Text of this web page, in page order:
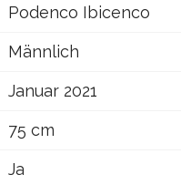
Podenco Ibicenco
Männlich
Januar 2021
75 cm
Ja